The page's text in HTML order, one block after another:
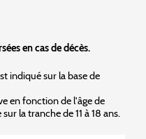
en cas de décès.
indiqué sur la base de
en fonction de l'âge de
la tranche de 11 à 18 ans.